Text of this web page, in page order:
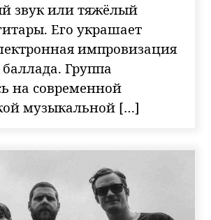
звук или тяжёлый
Его украшает
импровизация
Группа
на современной
музыкальной […]